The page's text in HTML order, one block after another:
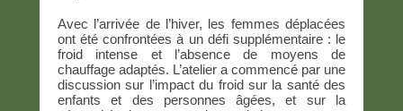
Avec l’arrivée de l’hiver, les femmes déplacées
ont été confrontées à un défi supplémentaire : le
froid intense et l’absence de moyens de
chauffage adaptés. L’atelier a commencé par une
discussion sur l’impact du froid sur la santé des
enfants et des personnes âgées, et sur la